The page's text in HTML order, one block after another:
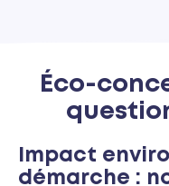
Éco-
Impact
démarche :